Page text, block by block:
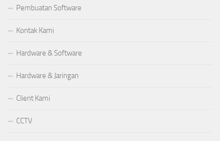
Pembuatan Software
Kontak Kami
Hardware & Software
Hardware & Jaringan
Client Kami
CCTV